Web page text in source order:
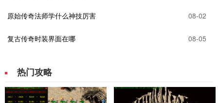
原始传奇法师学什么神技厉害 08-02
复古传奇时装界面在哪 08-05
热门攻略